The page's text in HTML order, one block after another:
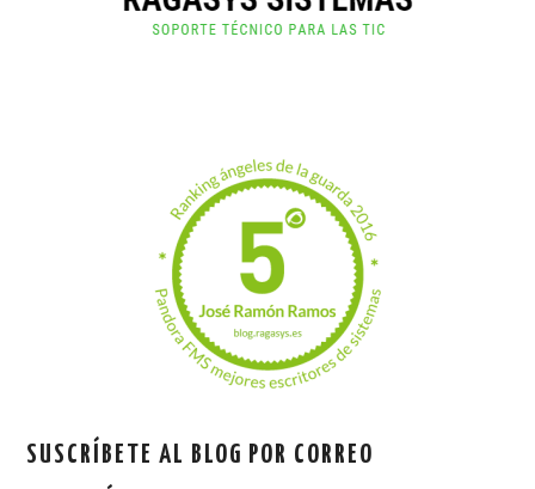
SUSCRÍBETE AL BLOG POR CORREO